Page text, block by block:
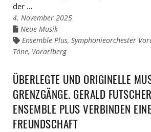
der …
4. November 2025
Links
den
Kategorien
Neue Musik
Links
den
Ensemble Plus, Symphonieorchester
Töne, Vorarlberg
ÜBERLEGTE UND ORIGINELLE
GRENZGÄNGE. GERALD
ENSEMBLE PLUS VERBINDEN
FREUNDSCHAFT